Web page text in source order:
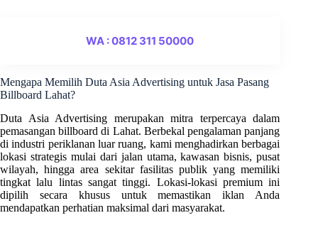
WA : 0812 311 50000
Mengapa Memilih Duta Asia Advertising untuk Jasa Pasang
Billboard Lahat?
Duta Asia Advertising merupakan mitra terpercaya dalam
pemasangan billboard di Lahat. Berbekal pengalaman panjang
di industri periklanan luar ruang, kami menghadirkan berbagai
lokasi strategis mulai dari jalan utama, kawasan bisnis, pusat
wilayah, hingga area sekitar fasilitas publik yang memiliki
tingkat lalu lintas sangat tinggi. Lokasi-lokasi premium ini
dipilih secara khusus untuk memastikan iklan Anda
mendapatkan perhatian maksimal dari masyarakat.